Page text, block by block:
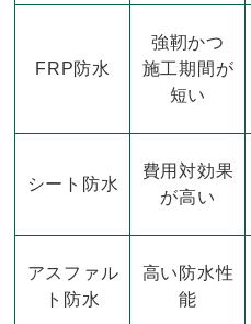
FRP防水
強靭かつ
施工期間が
短い
シート防水
費用対効果
が高い
アスファル
ト防水
高い防水性
能